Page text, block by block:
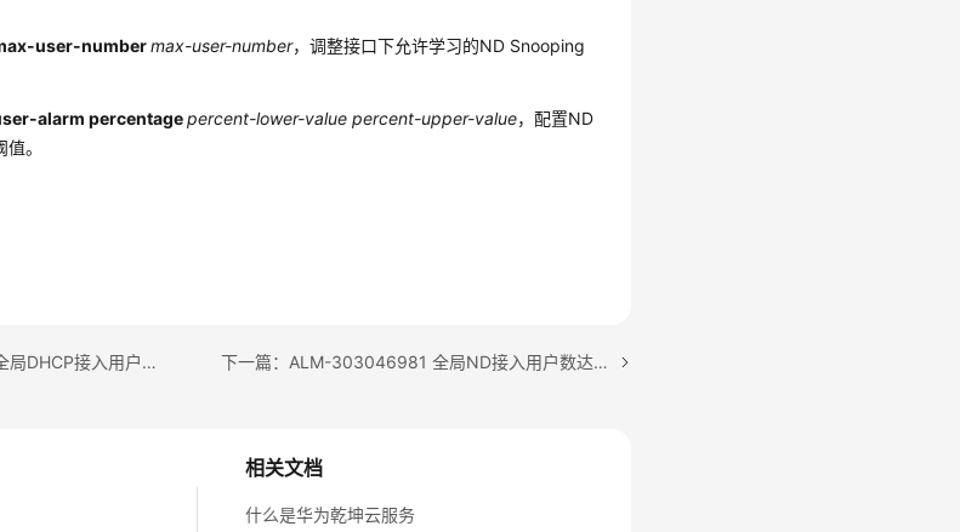
user-numbermax-user-number，调整接口下允许学习的ND Snooping
alarm percentagepercent-lower-value percent-upper-value，配置ND
。
上一篇：ALM-303046733 全局DHCP接入用户数达到下限告警阈值 下一篇：ALM-303046981 全局ND接入用户数达到下限告警阈值
相关文档
什么是华为乾坤云服务